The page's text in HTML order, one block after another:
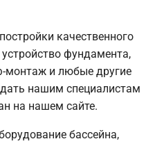
качественного
фундамента,
монтаж и любые другие
нашим специалистам
на нашем сайте.
бассейна,